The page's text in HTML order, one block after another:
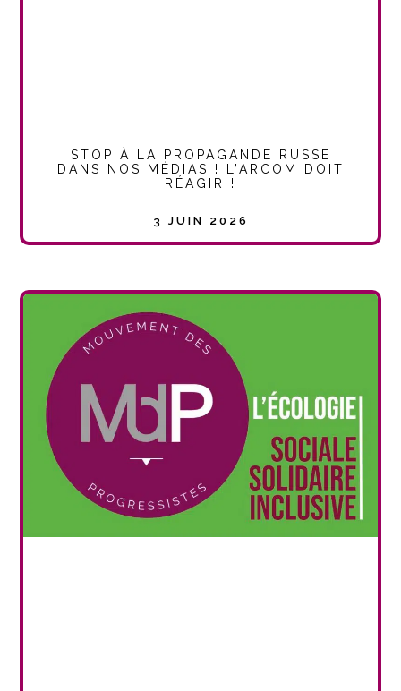
STOP À LA PROPAGANDE RUSSE
DANS NOS MÉDIAS ! L’ARCOM DOIT
RÉAGIR !
3 JUIN 2026